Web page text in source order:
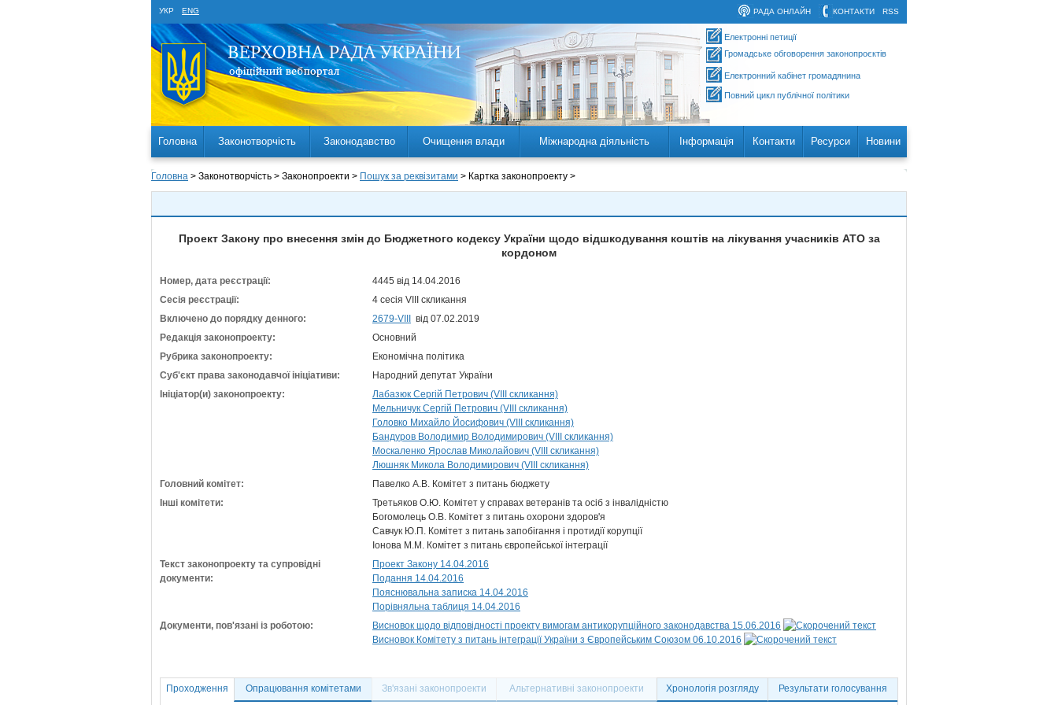
УКР ENG RSS
КОНТАКТИ
РАДА ОНЛАЙН
Електронні петиції
Громадське обговорення законопроєктів
Електронний кабінет громадянина
Повний цикл публічної політики
Головна Законотворчість Законодавство Очищення влади Міжнародна діяльність Інформація Контакти Ресурси Новини
Головна > Законотворчість > Законопроекти > Пошук за реквізитами > Картка законопроекту >
Проект Закону про внесення змін до Бюджетного кодексу України щодо відшкодування коштів на лікування учасників АТО за
кордоном
Номер, дата реєстрації:
4445 від 14.04.2016
Сесія реєстрації:
4 сесія VIII скликання
Включено до порядку денного:
2679-VIII
від 07.02.2019
Редакція законопроекту:
Основний
Рубрика законопроекту:
Економічна політика
Суб'єкт права законодавчої ініціативи:
Народний депутат України
Ініціатор(и) законопроекту:
Лабазюк Сергій Петрович (VIII скликання)
Мельничук Сергій Петрович (VIII скликання)
Головко Михайло Йосифович (VIII скликання)
Бандуров Володимир Володимирович (VIII скликання)
Москаленко Ярослав Миколайович (VIII скликання)
Люшняк Микола Володимирович (VIII скликання)
Головний комітет:
Павелко А.В. Комітет з питань бюджету
Інші комітети:
Третьяков О.Ю. Комітет у справах ветеранів та осіб з інвалідністю
Богомолець О.В. Комітет з питань охорони здоров'я
Савчук Ю.П. Комітет з питань запобігання і протидії корупції
Іонова М.М. Комітет з питань європейської інтеграції
Текст законопроекту та супровідні
документи:
Проект Закону 14.04.2016
Подання 14.04.2016
Пояснювальна записка 14.04.2016
Порівняльна таблиця 14.04.2016
Документи, пов'язані із роботою:
Висновок щодо відповідності проекту вимогам антикорупційного законодавства 15.06.2016
Висновок Комітету з питань інтеграції України з Європейським Союзом 06.10.2016
Проходження Опрацювання комітетами Зв'язані законопроекти Альтернативні законопроекти Хронологія розгляду Результати голосування